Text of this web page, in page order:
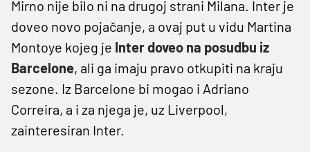
Mirno nije bilo ni na drugoj strani Milana. Inter je
doveo novo pojačanje, a ovaj put u vidu Martina
Montoye kojeg je Inter doveo na posudbu iz
Barcelone, ali ga imaju pravo otkupiti na kraju
sezone. Iz Barcelone bi mogao i Adriano
Correira, a i za njega je, uz Liverpool,
zainteresiran Inter.